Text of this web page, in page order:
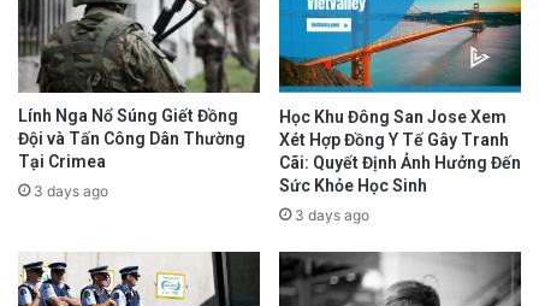
Lính Nga Nổ Súng Giết Đồng
Đội và Tấn Công Dân Thường
Tại Crimea
3 days ago
Học Khu Đông San Jose Xem
Xét Hợp Đồng Y Tế Gây Tranh
Cãi: Quyết Định Ảnh Hưởng Đến
Sức Khỏe Học Sinh
3 days ago